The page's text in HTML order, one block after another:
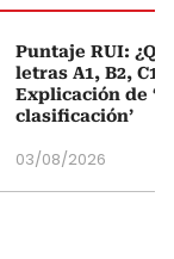
Puntaje RUI:
letras A1, B2, C1
Explicación de
clasificación’
03/08/2026